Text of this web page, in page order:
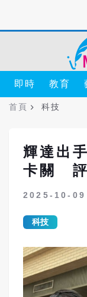
即時 教育
首頁 科技
輝達出
卡關 評
2025-10-
科技